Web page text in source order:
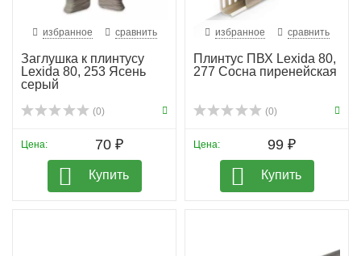
избранное сравнить
Заглушка к плинтусу
Lexida 80, 253 Ясень
серый
(0)
Цена: 70 ₽
Купить
избранное сравнить
Плинтус ПВХ Lexida 80,
277 Сосна пиренейская
(0)
Цена: 99 ₽
Купить